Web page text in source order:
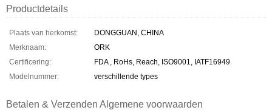
Productdetails
Plaats van herkomst:
DONGGUAN, CHINA
Merknaam:
ORK
Certificering:
FDA , RoHs, Reach, ISO9001, IATF16949
Modelnummer:
verschillende types
Betalen & Verzenden Algemene voorwaarden